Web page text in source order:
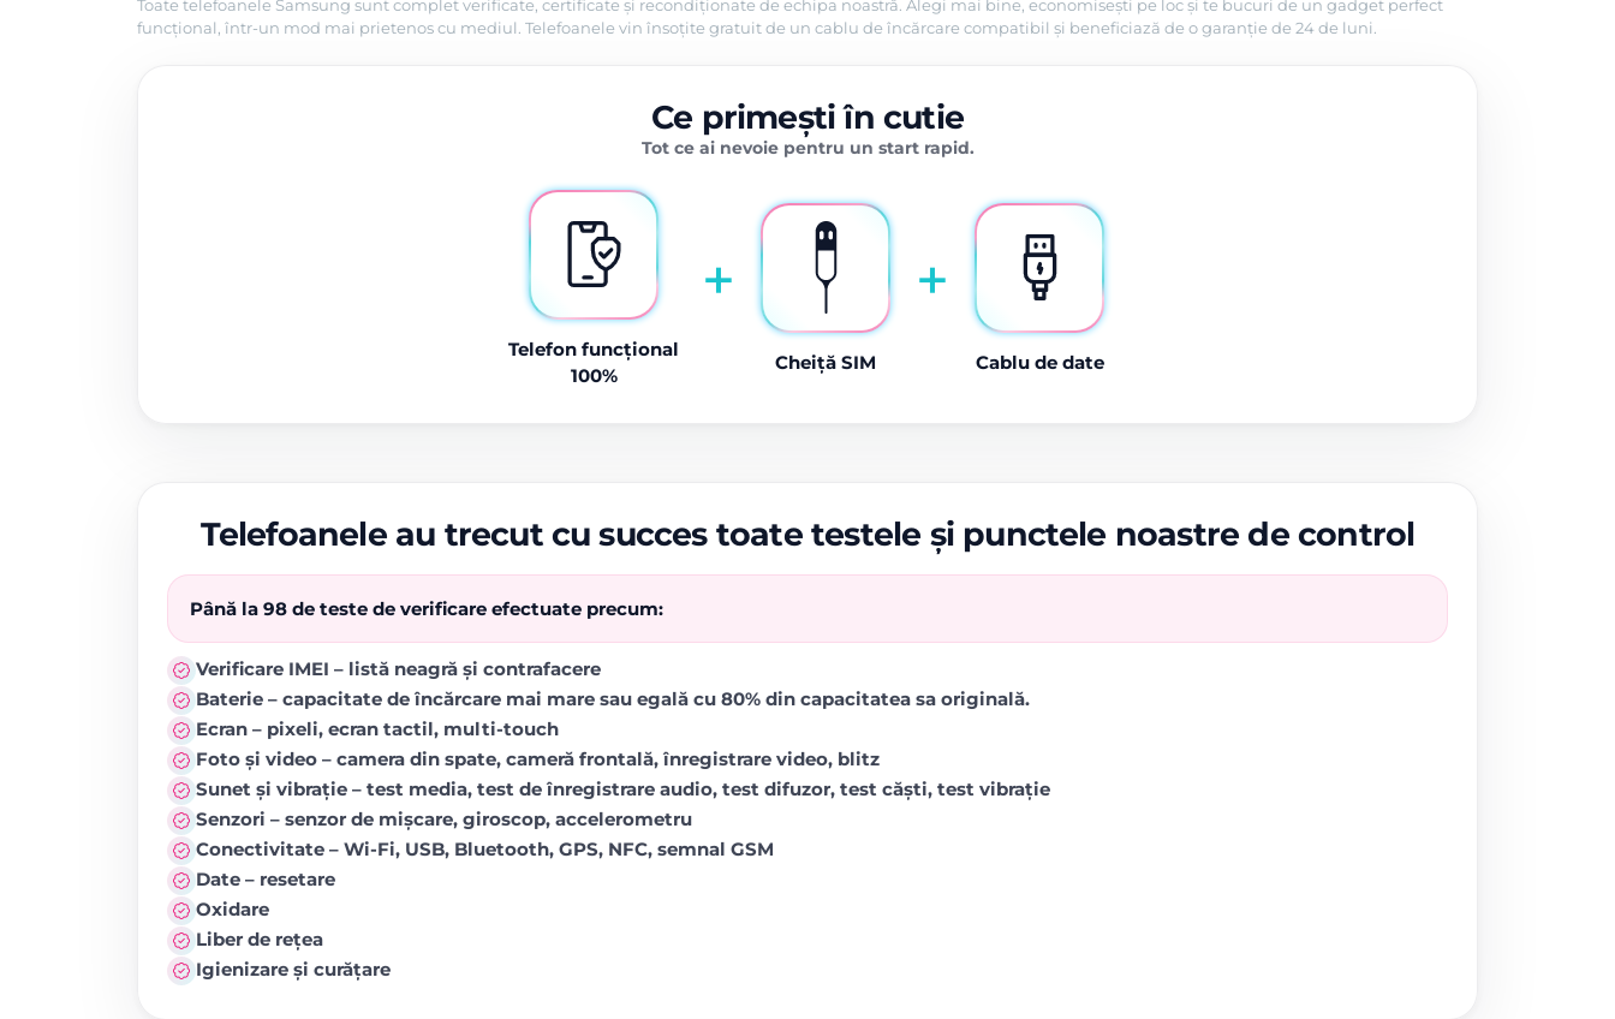
Toate telefoanele Samsung sunt complet verificate, certificate și recondiționate de echipa noastră. Alegi mai bine, economisești pe loc și te bucuri de un gadget perfect
funcțional, într-un mod mai prietenos cu mediul. Telefoanele vin însoțite gratuit de un cablu de încărcare compatibil și beneficiază de o garanție de 24 de luni.
Ce primești în cutie
Tot ce ai nevoie pentru un start rapid.
Telefon funcțional
100%
+
Cheiță SIM
+
Cablu de date
Telefoanele au trecut cu succes toate testele și punctele noastre de control
Până la 98 de teste de verificare efectuate precum:
Verificare IMEI – listă neagră și contrafacere
Baterie – capacitate de încărcare mai mare sau egală cu 80% din capacitatea sa originală.
Ecran – pixeli, ecran tactil, multi-touch
Foto și video – camera din spate, cameră frontală, înregistrare video, blitz
Sunet și vibrație – test media, test de înregistrare audio, test difuzor, test căști, test vibrație
Senzori – senzor de mișcare, giroscop, accelerometru
Conectivitate – Wi-Fi, USB, Bluetooth, GPS, NFC, semnal GSM
Date – resetare
Oxidare
Liber de rețea
Igienizare și curățare